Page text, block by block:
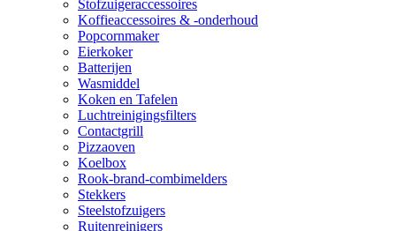
Stofzuigeraccessoires
Koffieaccessoires & -onderhoud
Popcornmaker
Eierkoker
Batterijen
Wasmiddel
Koken en Tafelen
Luchtreinigingsfilters
Contactgrill
Pizzaoven
Koelbox
Rook-brand-combimelders
Stekkers
Steelstofzuigers
Ruitenreinigers